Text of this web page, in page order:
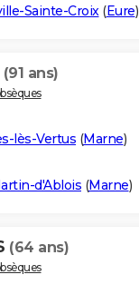
Sainte-Croix (Eure)
(91 ans)
lès-Vertus (Marne)
d'Ablois (Marne)
(64 ans)